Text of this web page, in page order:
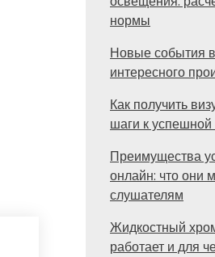
нормы
Новые события
интересного
Как получить
шаги к успешной
Преимущества
онлайн: что они
слушателям
Жидкостный
работает и для